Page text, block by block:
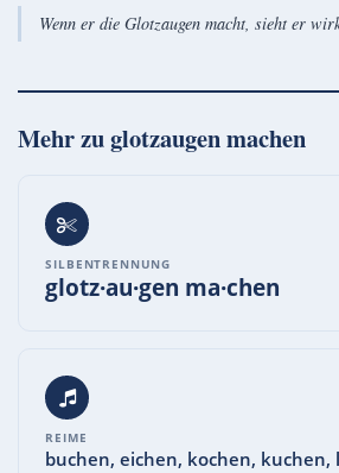
Wenn er die Glotzaugen macht, sieht er
Mehr zuglotzaugen machen
SILBENTRENNUNG
glotz·au·gen ma·chen
REIME
buchen, eichen, kochen, kuchen,